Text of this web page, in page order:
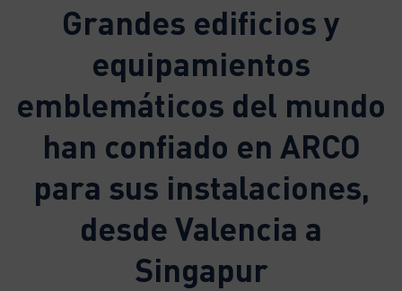
Grandes edificios y
equipamientos
emblemáticos del mundo
han confiado en ARCO
para sus instalaciones,
desde Valencia a
Singapur